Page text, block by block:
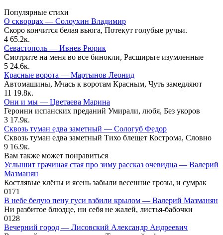
Популярные стихи
О скворцах — Солоухин Владимир
Скоро кончится белая вьюга, Потекут голубые ручьи.
4 65.2к.
Севастополь — Ивнев Рюрик
Смотрите на меня во все бинокли, Расширьте изумленные
5 24.6к.
Красные ворота — Мартынов Леонид
Автомашины, Мчась к воротам Красным, Чуть замедляют
11 19.8к.
Они и мы — Цветаева Марина
Героини испанских преданий Умирали, любя, Без укоров
3 17.9к.
Сквозь туман едва заметный — Сологуб Федор
Сквозь туман едва заметный Тихо блещет Кострома, Словно
9 16.9к.
Вам также может понравиться
Услышит грачиная стая про зиму рассказ очевидца — Валерий
Мазманян
Костлявые клёны и ясень забыли весенние грозы, и сумрак
0171
В небе белую пену гуси взбили крылом — Валерий Мазманян
Ни разбитое блюдце, ни себя не жалей, листья-бабочки
0128
Вечерний город — Лисовский Александр Андреевич